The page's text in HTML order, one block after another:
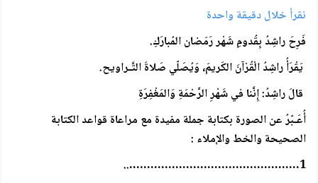
نقرأ خلال دقيقة واحدة
فَرِحَ راشِدُ بِقُدومِ شَهْر رَمَضان المُبارَكِ.
يَقْرَأُ راشِدُ الْقُرْآنَ الكَريمَ، وَيُصَلّي صَلاةَ التَّـراويح.
قالَ راشِدُ: إِنَّنا في شَهْرِ الرَّحْمَةِ وَالمَغْفِرَةِ
أُعَـبّرُ عن الصورة بكتابة جملة مفيدة مع مراعاة قواعد الكتابة
الصحيحة والخط والإملاء :
1…………………………………………..